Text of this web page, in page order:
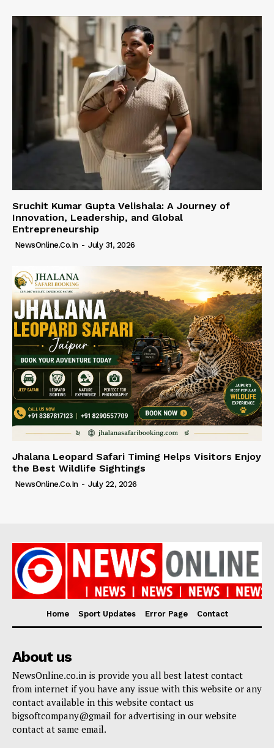
Sruchit Kumar Gupta Velishala: A Journey of
Innovation, Leadership, and Global
Entrepreneurship
NewsOnline.co.in - July 31, 2026
Jhalana Leopard Safari Timing Helps Visitors Enjoy
the Best Wildlife Sightings
NewsOnline.co.in - July 22, 2026
Home Sport Updates Error Page Contact
About us
NewsOnline.co.in is provide you all best latest contact
from internet if you have any issue with this website or any
contact available in this website contact us
bigsoftcompany@gmail for advertising in our website
contact at same email.